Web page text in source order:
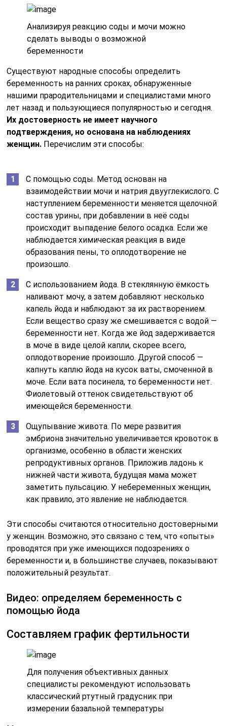
Анализируя реакцию соды и мочи можно
сделать выводы о возможной
беременности
Существуют народные способы определить
беременность на ранних сроках, обнаруженные
нашими прародительницами и специалистами много
лет назад и пользующиеся популярностью и сегодня.
Их достоверность не имеет научного
подтверждения, но основана на наблюдениях
женщин. Перечислим эти способы:
С помощью соды. Метод основан на
взаимодействии мочи и натрия двууглекислого. С
наступлением беременности меняется щелочной
состав урины, при добавлении в неё соды
происходит выпадение белого осадка. Если же
наблюдается химическая реакция в виде
образования пены, то оплодотворение не
произошло.
С использованием йода. В стеклянную ёмкость
наливают мочу, а затем добавляют несколько
капель йода и наблюдают за их растворением.
Если вещество сразу же смешивается с водой —
беременности нет. Когда же йод задерживается
в моче в виде целой капли, скорее всего,
оплодотворение произошло. Другой способ —
капнуть каплю йода на кусок ваты, смоченной в
моче. Если вата посинела, то беременности нет.
Фиолетовый оттенок свидетельствуют об
имеющейся беременности.
Ощупывание живота. По мере развития
эмбриона значительно увеличивается кровоток в
организме, особенно в области женских
репродуктивных органов. Приложив ладонь к
нижней части живота, будущая мама может
заметить пульсацию. У небеременных женщин,
как правило, это явление не наблюдается.
Эти способы считаются относительно достоверными
у женщин. Возможно, это связано с тем, что «опыты»
проводятся при уже имеющихся подозрениях о
беременности и, в большинстве случаев, показывают
положительный результат.
Видео: определяем беременность с
помощью йода
Составляем график фертильности
Для получения объективных данных
специалисты рекомендуют использовать
классический ртутный градусник при
измерении базальной температуры